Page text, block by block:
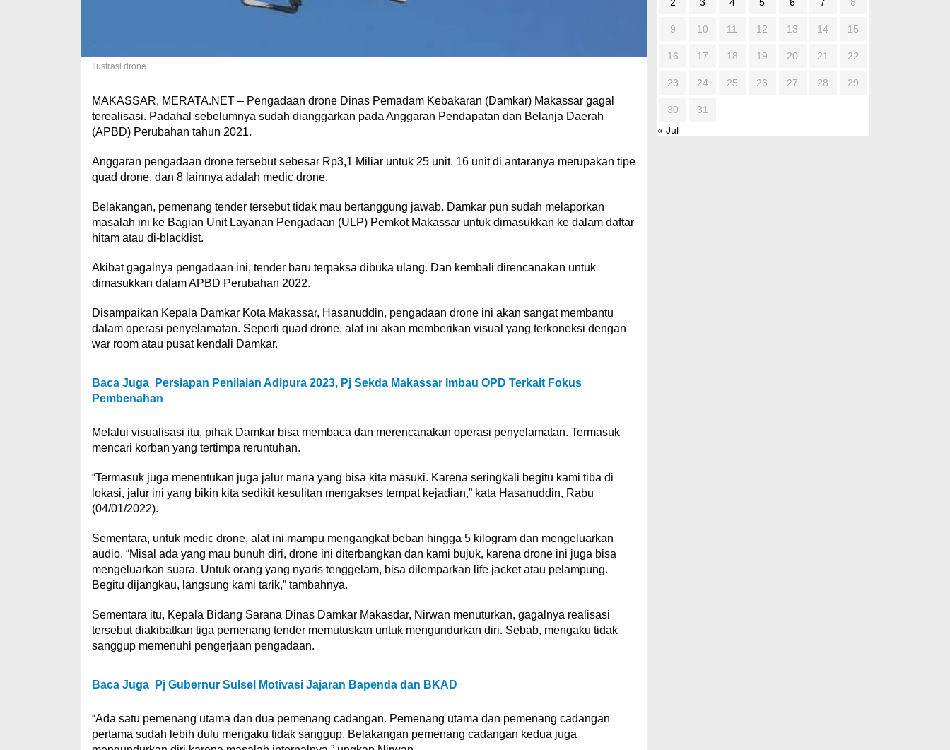
Ilustrasi drone
MAKASSAR, MERATA.NET – Pengadaan drone Dinas Pemadam Kebakaran (Damkar) Makassar gagal
terealisasi. Padahal sebelumnya sudah dianggarkan pada Anggaran Pendapatan dan Belanja Daerah
(APBD) Perubahan tahun 2021.
Anggaran pengadaan drone tersebut sebesar Rp3,1 Miliar untuk 25 unit. 16 unit di antaranya merupakan tipe
quad drone, dan 8 lainnya adalah medic drone.
Belakangan, pemenang tender tersebut tidak mau bertanggung jawab. Damkar pun sudah melaporkan
masalah ini ke Bagian Unit Layanan Pengadaan (ULP) Pemkot Makassar untuk dimasukkan ke dalam daftar
hitam atau di-blacklist.
Akibat gagalnya pengadaan ini, tender baru terpaksa dibuka ulang. Dan kembali direncanakan untuk
dimasukkan dalam APBD Perubahan 2022.
Disampaikan Kepala Damkar Kota Makassar, Hasanuddin, pengadaan drone ini akan sangat membantu
dalam operasi penyelamatan. Seperti quad drone, alat ini akan memberikan visual yang terkoneksi dengan
war room atau pusat kendali Damkar.
Baca Juga
Persiapan Penilaian Adipura 2023, Pj Sekda Makassar Imbau OPD Terkait Fokus
Pembenahan
Melalui visualisasi itu, pihak Damkar bisa membaca dan merencanakan operasi penyelamatan. Termasuk
mencari korban yang tertimpa reruntuhan.
“Termasuk juga menentukan juga jalur mana yang bisa kita masuki. Karena seringkali begitu kami tiba di
lokasi, jalur ini yang bikin kita sedikit kesulitan mengakses tempat kejadian,” kata Hasanuddin, Rabu
(04/01/2022).
Sementara, untuk medic drone, alat ini mampu mengangkat beban hingga 5 kilogram dan mengeluarkan
audio. “Misal ada yang mau bunuh diri, drone ini diterbangkan dan kami bujuk, karena drone ini juga bisa
mengeluarkan suara. Untuk orang yang nyaris tenggelam, bisa dilemparkan life jacket atau pelampung.
Begitu dijangkau, langsung kami tarik,” tambahnya.
Sementara itu, Kepala Bidang Sarana Dinas Damkar Makasdar, Nirwan menuturkan, gagalnya realisasi
tersebut diakibatkan tiga pemenang tender memutuskan untuk mengundurkan diri. Sebab, mengaku tidak
sanggup memenuhi pengerjaan pengadaan.
Baca Juga Pj Gubernur Sulsel Motivasi Jajaran Bapenda dan BKAD
“Ada satu pemenang utama dan dua pemenang cadangan. Pemenang utama dan pemenang cadangan
pertama sudah lebih dulu mengaku tidak sanggup. Belakangan pemenang cadangan kedua juga
9 10 11 12 13 14 15
16 17 18 19 20 21 22
23 24 25 26 27 28 29
30
31
« Jul